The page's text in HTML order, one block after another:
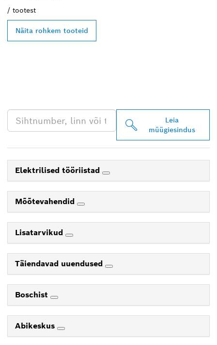
/ tootest
Näita rohkem tooteid
Leia
müügiesindus
Elektrilised tööriistad
Mõõtevahendid
Lisatarvikud
Täiendavad uuendused
Boschist
Abikeskus